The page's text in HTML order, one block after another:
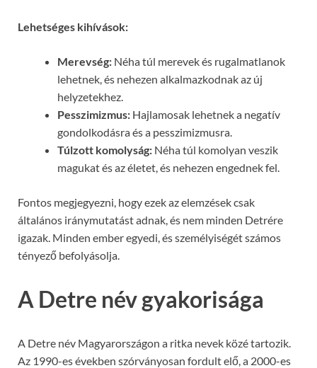
Lehetséges kihívások:
Merevség: Néha túl merevek és rugalmatlanok
lehetnek, és nehezen alkalmazkodnak az új
helyzetekhez.
Pesszimizmus: Hajlamosak lehetnek a negatív
gondolkodásra és a pesszimizmusra.
Túlzott komolyság: Néha túl komolyan veszik
magukat és az életet, és nehezen engednek fel.
Fontos megjegyezni, hogy ezek az elemzések csak
általános iránymutatást adnak, és nem minden Detrére
igazak. Minden ember egyedi, és személyiségét számos
tényező befolyásolja.
A Detre név gyakorisága
A Detre név Magyarországon a ritka nevek közé tartozik.
Az 1990-es években szórványosan fordult elő, a 2000-es